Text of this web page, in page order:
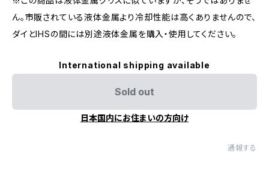
ん。市販されている液体金属より冷却性能は高くありませんので、
ダイとIHSの間には別途液体金属を購入・使用してください。
International shipping available
Sold out
日本国内にお住まいの方向け
通報する